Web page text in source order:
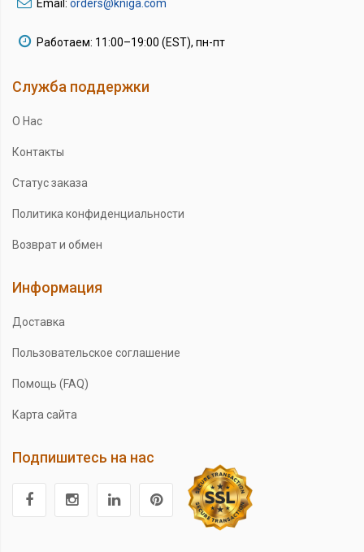
Email: orders@kniga.com
Работаем: 11:00–19:00 (EST), пн-пт
Служба поддержки
О Нас
Контакты
Статус заказа
Политика конфиденциальности
Возврат и обмен
Информация
Доставка
Пользовательское соглашение
Помощь (FAQ)
Карта сайта
Подпишитесь на нас